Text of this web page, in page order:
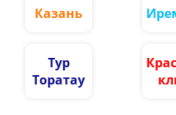
Казань
Тур
Торатау